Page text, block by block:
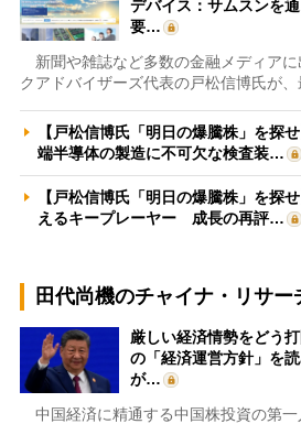
デバイス：サムスンを
要…
新聞や雑誌など多数の金融メディア
クアドバイザーズ代表の戸松信博氏が、
【戸松信博氏「明日の爆騰株」を探
端半導体の製造に不可欠な検査装…
【戸松信博氏「明日の爆騰株」を探
えるキープレーヤー 成長の再評…
田代尚機のチャイナ・リサー
厳しい経済情勢をどう
の「経済運営方針」を
が…
中国経済に精通する中国株投資の第一